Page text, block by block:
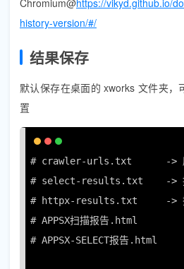
history-version/#/
结果保存
默认保存在桌面的 xworks 文件夹，
置
# crawler-urls.txt      -> 爬
# select-results.txt    -> 提
# httpx-results.txt     -> 探
# APPSX扫描报告.html
# APPSX-SELECT报告.html